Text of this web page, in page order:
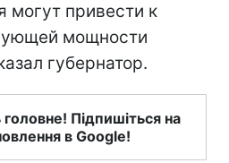
могут привести к
мощности
губернатор.
Підпишіться на
в Google!